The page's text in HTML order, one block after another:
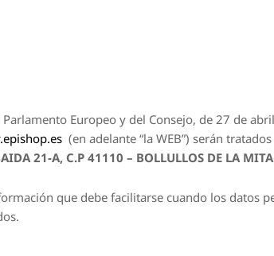
Europeo y del Consejo, de 27 de
(en adelante “la WEB”) serán
21-A, C.P 41110 – BOLLULLOS DE LA
que debe facilitarse cuando los datos